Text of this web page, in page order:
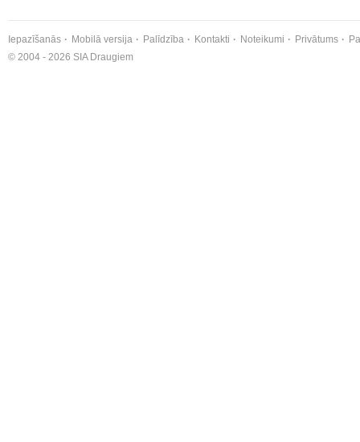
Iepazīšanās Mobilā versija Palīdzība Kontakti Noteikumi Privātums
© 2004 - 2026 SIA Draugiem